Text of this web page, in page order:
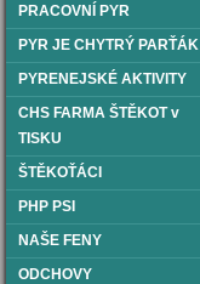
PRACOVNÍ PYR
PYR JE CHYTRÝ PARŤÁK
PYRENEJSKÉ AKTIVITY
CHS FARMA ŠTĚKOT v
TISKU
ŠTĚKOŤÁCI
PHP PSI
NAŠE FENY
ODCHOVY